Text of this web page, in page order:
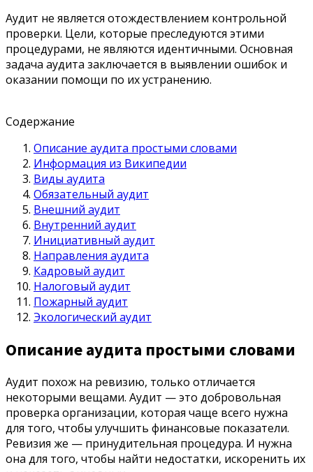
Аудит не является отождествлением контрольной
проверки. Цели, которые преследуются этими
процедурами, не являются идентичными. Основная
задача аудита заключается в выявлении ошибок и
оказании помощи по их устранению.
Содержание
Описание аудита простыми словами
Информация из Википедии
Виды аудита
Обязательный аудит
Внешний аудит
Внутренний аудит
Инициативный аудит
Направления аудита
Кадровый аудит
Налоговый аудит
Пожарный аудит
Экологический аудит
Описание аудита простыми словами
Аудит похож на ревизию, только отличается
некоторыми вещами. Аудит — это добровольная
проверка организации, которая чаще всего нужна
для того, чтобы улучшить финансовые показатели.
Ревизия же — принудительная процедура. И нужна
она для того, чтобы найти недостатки, искоренить их